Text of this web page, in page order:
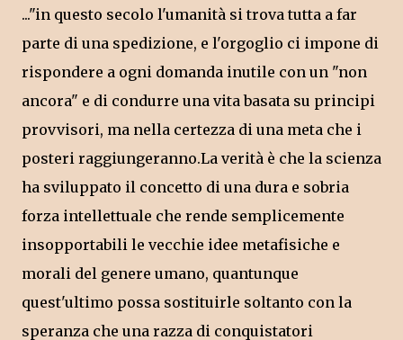
..."in questo secolo l'umanità si trova tutta a far
parte di una spedizione, e l'orgoglio ci impone di
rispondere a ogni domanda inutile con un "non
ancora" e di condurre una vita basata su principi
provvisori, ma nella certezza di una meta che i
posteri raggiungeranno.La verità è che la scienza
ha sviluppato il concetto di una dura e sobria
forza intellettuale che rende semplicemente
insopportabili le vecchie idee metafisiche e
morali del genere umano, quantunque
quest'ultimo possa sostituirle soltanto con la
speranza che una razza di conquistatori